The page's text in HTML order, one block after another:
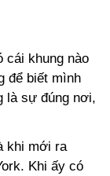
cái khung nào
để biết mình
là sự đúng nơi,
khi mới ra
Khi ấy có